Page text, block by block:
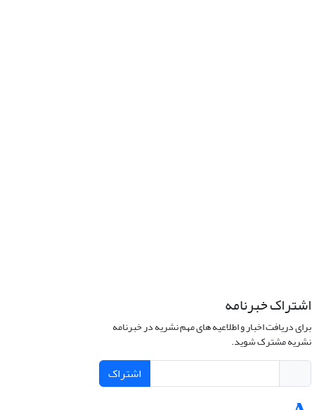
اشتراک خبرنامه
برای دریافت اخبار و اطلاعیه های مهم نشریه در خبرنامه
نشریه مشترک شوید.
اشتراک